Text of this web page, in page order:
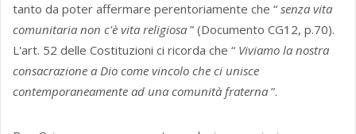
tanto da poter affermare perentoriamente che “ senza vita
comunitaria non c'è vita religiosa ” (Documento CG12, p.70).
L'art. 52 delle Costituzioni ci ricorda che “ Viviamo la nostra
consacrazione a Dio come vincolo che ci unisce
contemporaneamente ad una comunità fraterna ”.